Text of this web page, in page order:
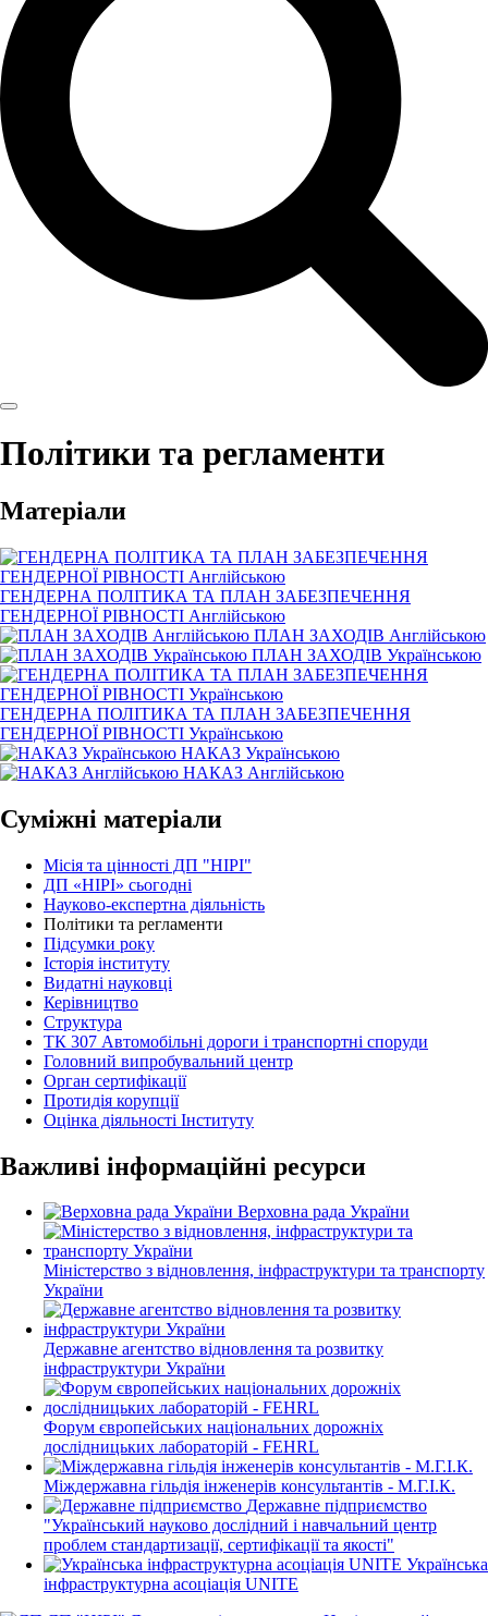
Політики та регламенти
Матеріали
ГЕНДЕРНА ПОЛІТИКА ТА ПЛАН ЗАБЕЗПЕЧЕННЯ
ГЕНДЕРНОЇ РІВНОСТІ Англійською
ПЛАН ЗАХОДІВ Англійською
ПЛАН ЗАХОДІВ Українською
ГЕНДЕРНА ПОЛІТИКА ТА ПЛАН ЗАБЕЗПЕЧЕННЯ
ГЕНДЕРНОЇ РІВНОСТІ Українською
НАКАЗ Українською
НАКАЗ Англійською
Суміжні матеріали
Місія та цінності ДП "НІРІ"
ДП «НІРІ» сьогодні
Науково-експертна діяльність
Політики та регламенти
Підсумки року
Історія інституту
Видатні науковці
Керівництво
Структура
ТК 307 Автомобільні дороги і транспортні споруди
Головний випробувальний центр
Орган сертифікації
Протидія корупції
Оцінка діяльності Інституту
Важливі інформаційні ресурси
Верховна рада України
Міністерство з відновлення, інфраструктури та транспорту
України
Державне агентство відновлення та розвитку
інфраструктури України
Форум європейських національних дорожніх
дослідницьких лабораторій - FEHRL
Міждержавна гільдія інженерів консультантів - М.Г.І.К.
Державне підприємство
"Український науково дослідний і навчальний центр
проблем стандартизації, сертифікації та якості"
Українська
інфраструктурна асоціація UNITE